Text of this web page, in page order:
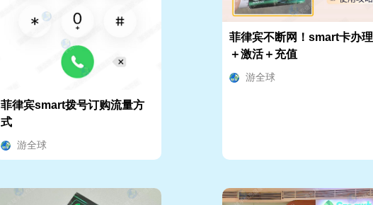
菲律宾smart拨号订购流量方
式
游全球
菲律宾不断网！smart卡办理
＋激活＋充值
游全球